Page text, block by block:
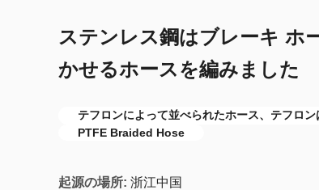
ステンレス鋼はブレーキ ホ
かせるホースを編みました
テフロンによって並べられたホース、テフロ
PTFE Braided Hose
起源の場所: 浙江中国